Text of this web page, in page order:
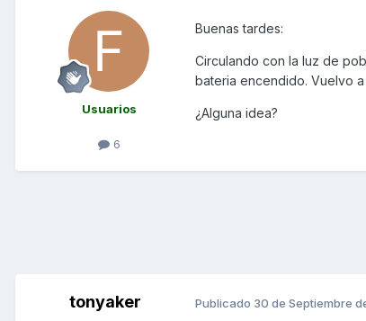
Usuarios
6
Buenas tardes:
Circulando con la luz de
bateria encendido. Vuelvo
¿Alguna idea?
tonyaker Publicado 30 de Septiembre